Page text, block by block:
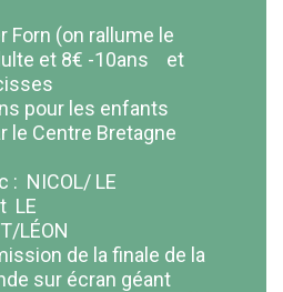
Forn (on rallume le
et 8€ -10ans et
pour les enfants
le Centre Bretagne
: NICOL/ LE
LE
LÉON
de la finale de la
sur écran géant